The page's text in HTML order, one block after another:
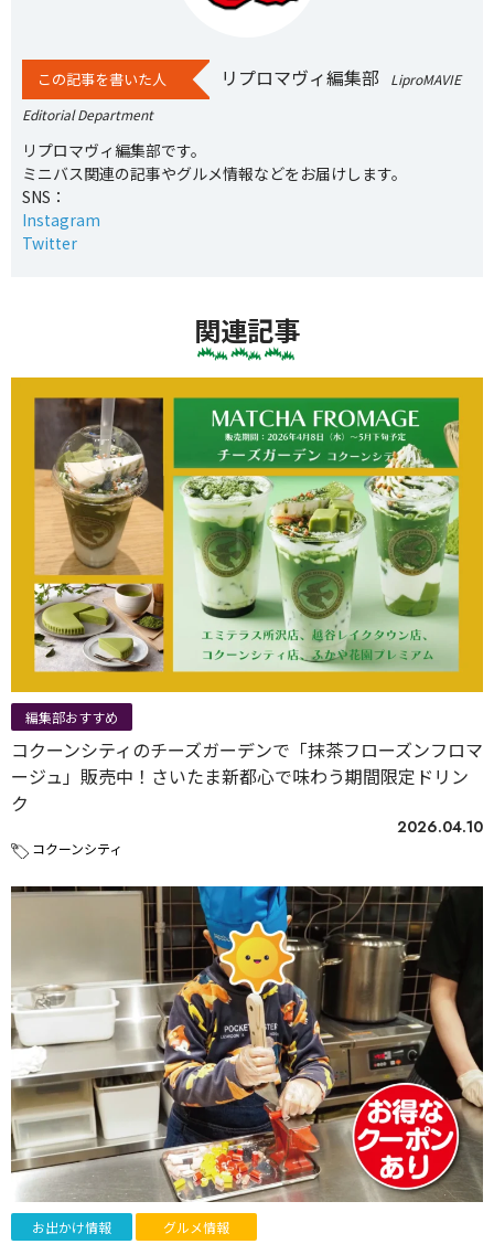
この記事を書いた人 リプロマヴィ編集部
LiproMAVIE
Editorial Department
リプロマヴィ編集部です。
ミニバス関連の記事やグルメ情報などをお届けします。
SNS：
Instagram
Twitter
関連記事
編集部おすすめ
コクーンシティのチーズガーデンで「抹茶フローズンフロマ
ージュ」販売中！さいたま新都心で味わう期間限定ドリン
ク
2026.04.10
コクーンシティ
お出かけ情報 グルメ情報